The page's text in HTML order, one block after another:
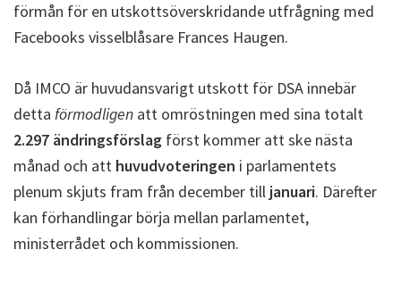
förmån för en utskottsöverskridande utfrågning med
Facebooks visselblåsare Frances Haugen.
Då IMCO är huvudansvarigt utskott för DSA innebär
detta förmodligen att omröstningen med sina totalt
2.297 ändringsförslag först kommer att ske nästa
månad och att huvudvoteringen i parlamentets
plenum skjuts fram från december till januari. Därefter
kan förhandlingar börja mellan parlamentet,
ministerrådet och kommissionen.